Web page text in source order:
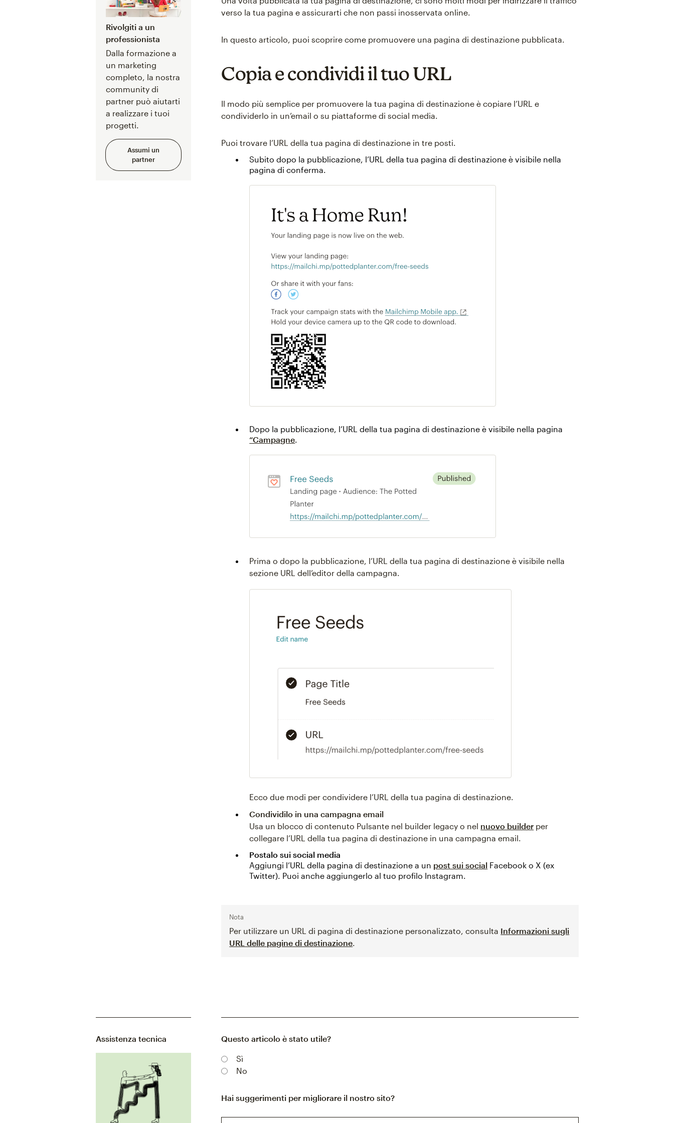
Rivolgiti a un
professionista
Dalla formazione a
un marketing
completo, la nostra
community di
partner può aiutarti
a realizzare i tuoi
progetti.
Assumi un
partner
verso la tua pagina e assicurarti che non passi inosservata online.
In questo articolo, puoi scoprire come promuovere una pagina di destinazione pubblicata.
Copia e condividi il tuo URL
Il modo più semplice per promuovere la tua pagina di destinazione è copiare l’URL e
condividerlo in un’email o su piattaforme di social media.
Puoi trovare l’URL della tua pagina di destinazione in tre posti.
Subito dopo la pubblicazione, l’URL della tua pagina di destinazione è visibile nella
pagina di conferma.
Dopo la pubblicazione, l’URL della tua pagina di destinazione è visibile nella pagina
“Campagne.
Prima o dopo la pubblicazione, l’URL della tua pagina di destinazione è visibile nella
sezione URL dell’editor della campagna.
Ecco due modi per condividere l’URL della tua pagina di destinazione.
Condividilo in una campagna email
Usa un blocco di contenuto Pulsante nel builder legacy o nel nuovo builder per
collegare l’URL della tua pagina di destinazione in una campagna email.
Postalo sui social media
Aggiungi l’URL della pagina di destinazione a un post sui social Facebook o X (ex
Twitter). Puoi anche aggiungerlo al tuo profilo Instagram.
Nota
Per utilizzare un URL di pagina di destinazione personalizzato, consulta Informazioni sugli
URL delle pagine di destinazione.
Assistenza tecnica Questo articolo è stato utile?
Sì
No
Hai suggerimenti per migliorare il nostro sito?